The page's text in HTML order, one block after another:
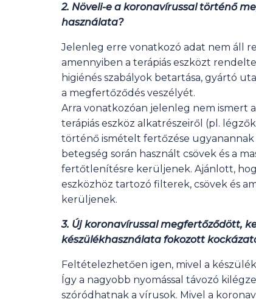
2. Növeli-e a koronavírussal történő
használata?
Jelenleg erre vonatkozó adat nem áll
amennyiben a terápiás eszközt
higiénés szabályok betartása, gyártó
a megfertőződés veszélyét.
Arra vonatkozóan jelenleg nem ismert
terápiás eszköz alkatrészeiről (pl.
történő ismételt fertőzése
betegség során használt csövek és a
fertőtlenítésre kerüljenek. Ajánlott,
eszközhöz tartozó filterek, csövek és
kerüljenek.
3. Új koronavírussal megfertőződött,
készülékhasználata fokozott
Feltételezhetően igen, mivel a
Így a nagyobb nyomással távozó
szóródhatnak a vírusok. Mivel a